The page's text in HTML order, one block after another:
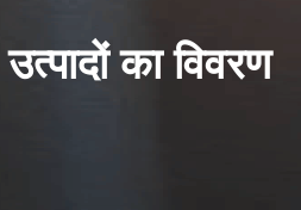
उत्पादों का विवरण